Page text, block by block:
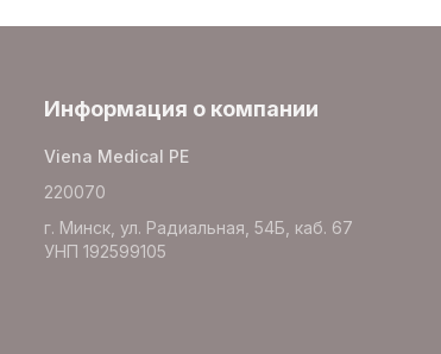
Информация о компании
Viena Medical PE
220070
г. Минск, ул. Радиальная, 54Б, каб. 67
УНП 192599105